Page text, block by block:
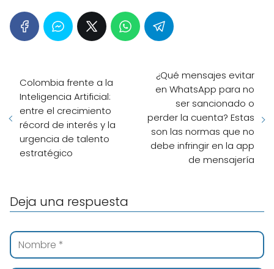
Colombia frente a la
Inteligencia Artificial:
entre el crecimiento
récord de interés y la
urgencia de talento
estratégico
¿Qué mensajes evitar
en WhatsApp para no
ser sancionado o
perder la cuenta? Estas
son las normas que no
debe infringir en la app
de mensajería
Deja una respuesta